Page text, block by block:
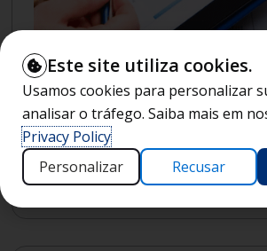
Tecnólogo| 2anos
Graduação
Gestão Comercial
Mensalidade a partir de
R$209
Saiba mais
Este site utiliza cookies.
Usamos cookies para personalizar
analisar o tráfego. Saiba mais em
Privacy Policy
Personalizar
Recusar